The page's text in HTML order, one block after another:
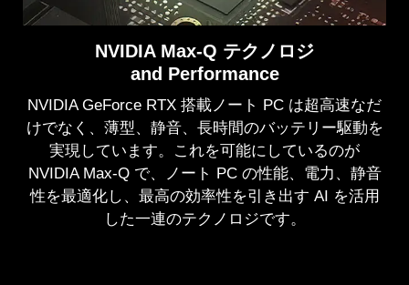
NVIDIA Max-Q テクノロジ
and Performance
NVIDIA GeForce RTX 搭載ノート PC は超高速なだ
けでなく、薄型、静音、長時間のバッテリー駆動を
実現しています。これを可能にしているのが
NVIDIA Max-Q で、ノート PC の性能、電力、静音
性を最適化し、最高の効率性を引き出す AI を活用
した一連のテクノロジです。